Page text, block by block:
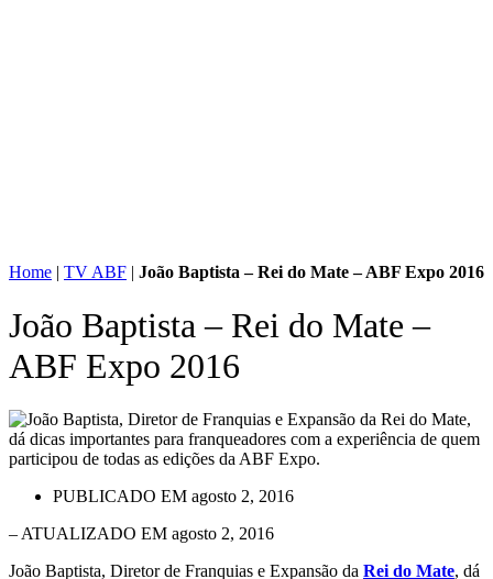
Home | TV ABF | João Baptista – Rei do Mate – ABF Expo 2016
João Baptista – Rei do Mate –
ABF Expo 2016
PUBLICADO EM agosto 2, 2016
– ATUALIZADO EM agosto 2, 2016
João Baptista, Diretor de Franquias e Expansão da Rei do Mate, dá